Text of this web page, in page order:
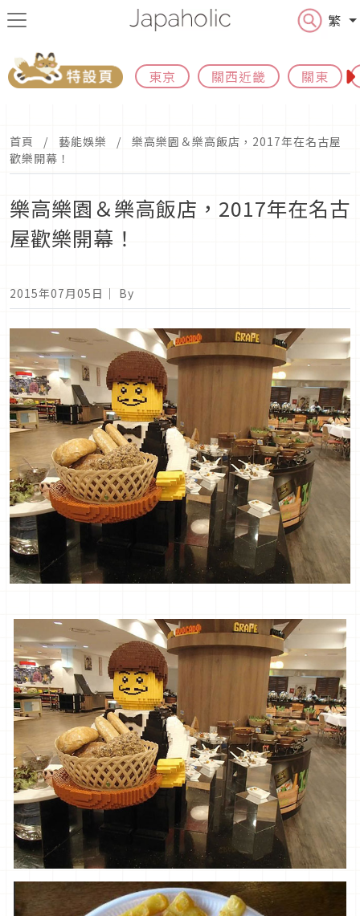
繁
東京 關西近畿 關東
首頁 藝能娛樂
樂高樂園＆樂高飯店，2017年在名古屋
歡樂開幕！
樂高樂園＆樂高飯店，2017年在名古
屋歡樂開幕！
2015年07月05日 ｜ By